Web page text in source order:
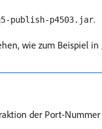
publish-p4503.jar.
wie zum Beispiel in
der Port-Nummer